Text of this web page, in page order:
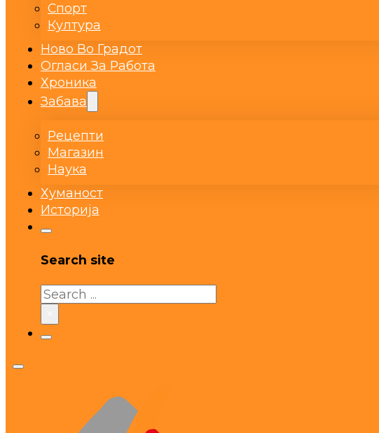
Спорт
Култура
Ново Во Градот
Огласи За Работа
Хроника
Забава
Рецепти
Магазин
Наука
Хуманост
Историја
Search site
Search